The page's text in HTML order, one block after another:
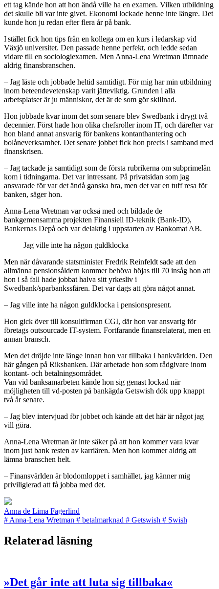
ett tag kände hon att hon ändå ville ha en examen. Vilken utbildning
det skulle bli var inte givet. Ekonomi lockade henne inte längre. Det
kunde hon ju redan efter flera år på bank.
I stället fick hon tips från en kollega om en kurs i ledarskap vid
Växjö universitet. Den passade henne perfekt, och ledde sedan
vidare till en sociologi­examen. Men Anna-Lena Wretman lämnade
aldrig finansbranschen.
– Jag läste och jobbade heltid samtidigt. För mig har min utbildning
inom beteendevetenskap varit jätteviktig. Grunden i alla
arbetsplatser är ju människor, det är de som gör skillnad.
Hon jobbade kvar inom det som senare blev Swedbank i drygt två
decennier. Först hade hon olika chefsroller inom IT, och därefter var
hon bland annat ansvarig för bankens kontanthantering och
bolåneverksamhet. Det senare jobbet fick hon precis i samband med
finanskrisen.
– Jag tackade ja samtidigt som de första rubrikerna om subprime­lån
kom i tidningarna. Det var intressant. På privat­sidan som jag
ansvarade för var det ändå ganska bra, men det var en tuff resa för
banken, säger hon.
Anna-Lena Wretman var också med och bildade de
bankgemensamma projekten Finansiell ID-teknik (Bank-ID),
Bankernas Depå och var delaktig i uppstarten av Bankomat AB.
Jag ville inte ha någon guldklocka
Men när dåvarande statsminister Fredrik Reinfeldt sade att den
allmänna pensionsåldern kommer behöva höjas till 70 insåg hon att
hon i så fall hade jobbat halva sitt yrkesliv i
Swedbank/sparbankssfären. Det var dags att göra något annat.
– Jag ville inte ha någon guldklocka i pensionspresent.
Hon gick över till konsultfirman CGI, där hon var ansvarig för
företags outsourcade IT-system. Fortfarande finansrelaterat, men en
annan bransch.
Men det dröjde inte länge innan hon var tillbaka i bankvärlden. Den
här gången på Riksbanken. Där arbetade hon som rådgivare inom
kontant- och betalnings­området.
Van vid banksamarbeten kände hon sig genast lockad när
möjligheten till vd-posten på bankägda Getswish dök upp knappt
två år senare.
– Jag blev intervjuad för jobbet och kände att det här är något jag
vill göra.
Anna-Lena Wretman är inte säker på att hon kommer vara kvar
inom just bank resten av karriären. Men hon kommer aldrig att
lämna branschen helt.
– Finansvärlden är blodom­loppet i samhället, jag känner mig
priviligierad att få jobba med det.
Anna de Lima Fagerlind
# Anna-Lena Wretman # betalmarknad # Getswish # Swish
Relaterad läsning
»Det går inte att luta sig tillbaka«